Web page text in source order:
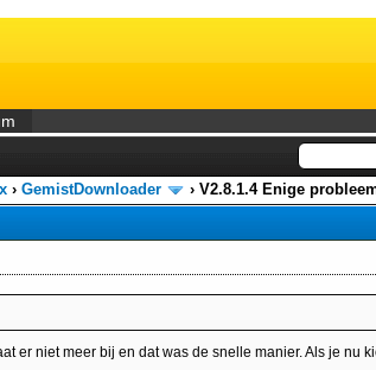
› GemistDownloader › V2.8.1.4 Enige
er niet meer bij en dat was de snelle manier. Als je nu